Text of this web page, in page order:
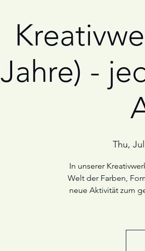
Jahre) -
Thu,
In unserer
Welt der Farben,
neue Aktivität zum